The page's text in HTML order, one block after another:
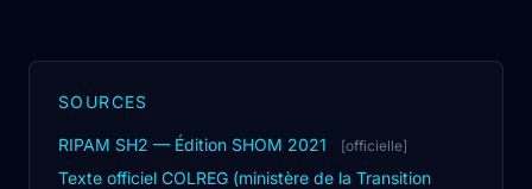
SOURCES
RIPAM SH2 — Édition SHOM 2021 [officielle]
Texte officiel COLREG (ministère de la Transition